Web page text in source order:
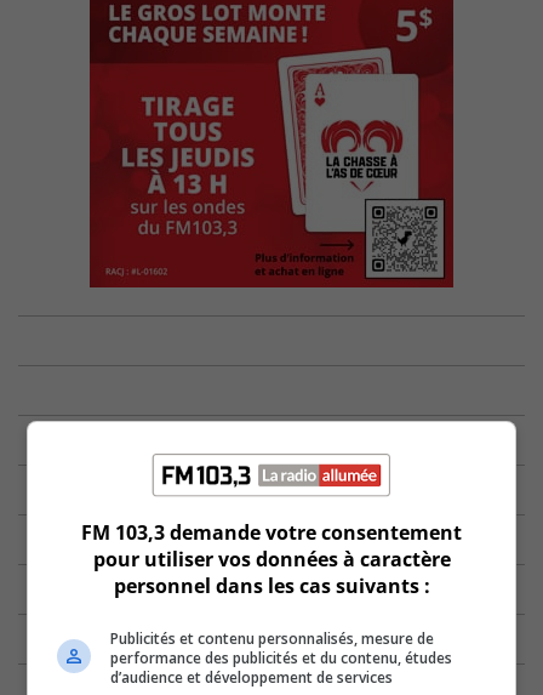
FM 103,3 demande votre consentement
pour utiliser vos données à caractère
personnel dans les cas suivants :
Publicités et contenu personnalisés, mesure de
performance des publicités et du contenu, études
d’audience et développement de services